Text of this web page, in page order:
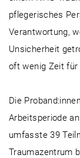
pflegerisches
Verantwortung,
Unsicherheit
oft wenig Zeit für
Die
Arbeitsperiode
umfasste 39
Traumazentrum